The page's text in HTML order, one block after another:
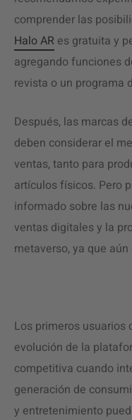
comprender las
Halo AR es gratuita y
agregando funciones
revista o un programa
Después, las marcas
deben considerar el
ventas, tanto para
artículos físicos. Pero
informado sobre las
ventas digitales y la
metaverso, ya que
Los primeros usuarios
evolución de la
competitiva cuando
generación de
y entretenimiento